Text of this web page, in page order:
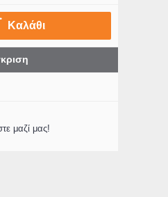
Air-
Καλάθι
μαζί μας!